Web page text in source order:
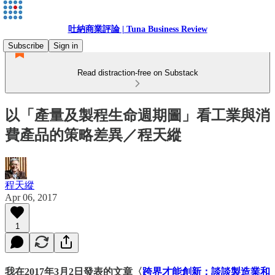
吐納商業評論 | Tuna Business Review
Subscribe
Sign in
Read distraction-free on Substack
以「產量及製程生命週期圖」看工業與消
費產品的策略差異／程天縱
程天縱
Apr 06, 2017
1
我在2017年3月2日發表的文章〈跨界才能創新：談談製造業和